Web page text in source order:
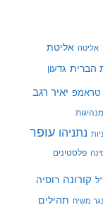
אליטה אליטת
הברית גדעון
טראמפ יאיר רגב
מנהיגות
נתניהו עופר
פלסטינים
קורונה רוסיה
משיח תהילים